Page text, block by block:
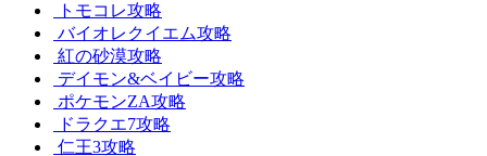
トモコレ攻略
バイオレクイエム攻略
紅の砂漠攻略
デイモン&ベイビー攻略
ポケモンZA攻略
ドラクエ7攻略
仁王3攻略